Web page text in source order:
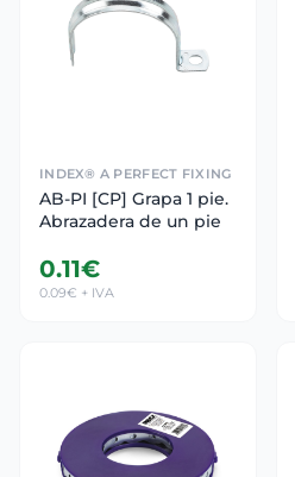
INDEX® A PERFECT FIXING
AB-PI [CP] Grapa 1 pie.
Abrazadera de un pie
0.11€
0.09€ + IVA